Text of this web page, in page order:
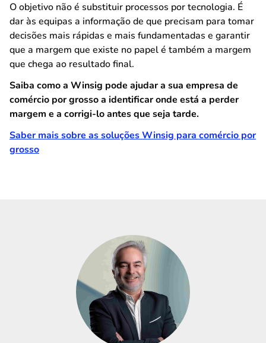
O objetivo não é substituir processos por tecnologia. É
dar às equipas a informação de que precisam para tomar
decisões mais rápidas e mais fundamentadas e garantir
que a margem que existe no papel é também a margem
que chega ao resultado final.
Saiba como a Winsig pode ajudar a sua empresa de
comércio por grosso a identificar onde está a perder
margem e a corrigi-lo antes que seja tarde.
Saber mais sobre as soluções Winsig para comércio por
grosso